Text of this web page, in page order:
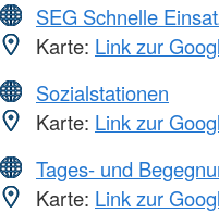
SEG Schnelle
Karte: Link zur
Sozialstationen
Karte: Link zur
Tages- und
Karte: Link zur